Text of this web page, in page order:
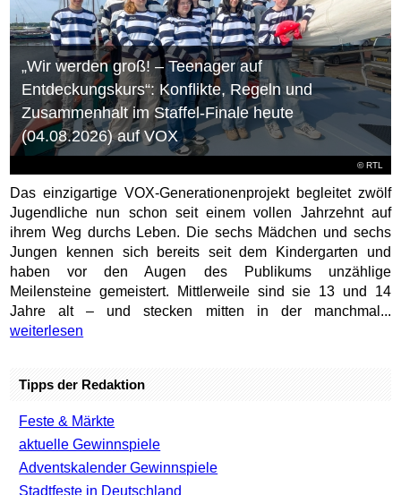
©RTL
„Wir werden groß! – Teenager auf
Entdeckungskurs“: Konflikte, Regeln und
Zusammenhalt im Staffel-Finale heute
(04.08.2026) auf VOX
Das einzigartige VOX-Generationenprojekt begleitet zwölf
Jugendliche nun schon seit einem vollen Jahrzehnt auf
ihrem Weg durchs Leben. Die sechs Mädchen und sechs
Jungen kennen sich bereits seit dem Kindergarten und
haben vor den Augen des Publikums unzählige
Meilensteine gemeistert. Mittlerweile sind sie 13 und 14
Jahre alt – und stecken mitten in der manchmal...
weiterlesen
Tipps der Redaktion
Feste & Märkte
aktuelle Gewinnspiele
Adventskalender Gewinnspiele
Stadtfeste in Deutschland